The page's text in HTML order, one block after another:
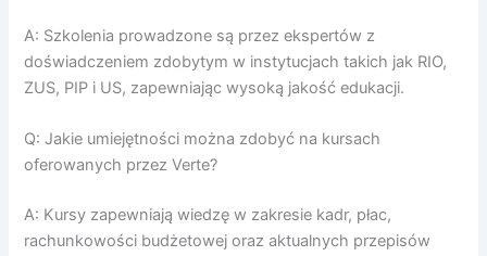
A: Szkolenia prowadzone są przez ekspertów z
doświadczeniem zdobytym w instytucjach takich jak RIO,
ZUS, PIP i US, zapewniając wysoką jakość edukacji.
Q: Jakie umiejętności można zdobyć na kursach
oferowanych przez Verte?
A: Kursy zapewniają wiedzę w zakresie kadr, płac,
rachunkowości budżetowej oraz aktualnych przepisów